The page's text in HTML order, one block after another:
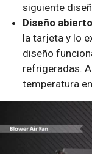
siguiente
Diseño
la tarjeta y lo
diseño
refrigeradas.
temperatura